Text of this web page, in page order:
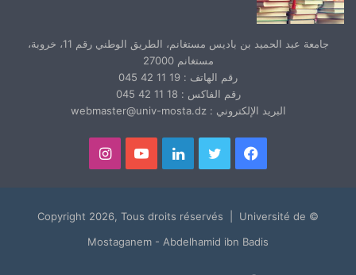
جامعة عبد الحميد بن باديس مستغانم، الطريق الوطني رقم 11، خروبة،
مستغانم 27000
رقم الهاتف : 19 11 42 045
رقم الفاكس : 18 11 42 045
البريد الإلكتروني : webmaster@univ-mosta.dz
فيسبوك تويتر لينكدإنيوتيوبانستقرام
© Copyright 2026, Tous droits réservés | Université de
Mostaganem - Abdelhamid ibn Badis